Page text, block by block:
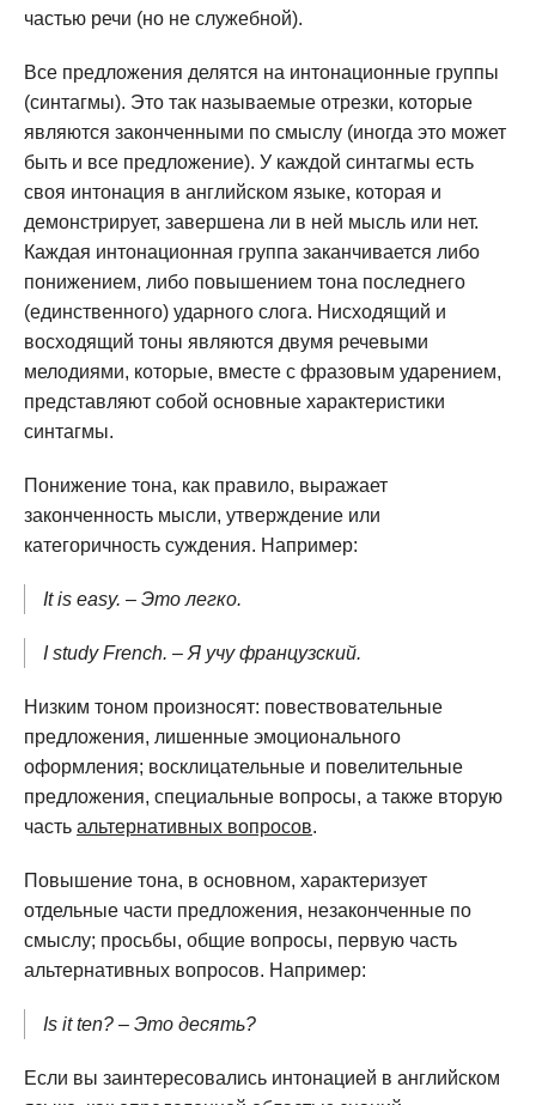
частью речи (но не служебной).
Все предложения делятся на интонационные группы
(синтагмы). Это так называемые отрезки, которые
являются законченными по смыслу (иногда это может
быть и все предложение). У каждой синтагмы есть
своя интонация в английском языке, которая и
демонстрирует, завершена ли в ней мысль или нет.
Каждая интонационная группа заканчивается либо
понижением, либо повышением тона последнего
(единственного) ударного слога. Нисходящий и
восходящий тоны являются двумя речевыми
мелодиями, которые, вместе с фразовым ударением,
представляют собой основные характеристики
синтагмы.
Понижение тона, как правило, выражает
законченность мысли, утверждение или
категоричность суждения. Например:
It is easy. – Это легко.
I study French. – Я учу французский.
Низким тоном произносят: повествовательные
предложения, лишенные эмоционального
оформления; восклицательные и повелительные
предложения, специальные вопросы, а также вторую
часть альтернативных вопросов.
Повышение тона, в основном, характеризует
отдельные части предложения, незаконченные по
смыслу; просьбы, общие вопросы, первую часть
альтернативных вопросов. Например:
Is it ten? – Это десять?
Если вы заинтересовались интонацией в английском